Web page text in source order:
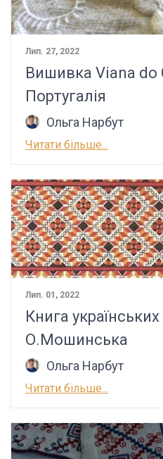
Лип. 27, 2022
Вишивка Viana do
Португалія
Ольга Нарбут
Читати більше...
Лип. 01, 2022
Книга
О.Мошинська
Ольга Нарбут
Читати більше...